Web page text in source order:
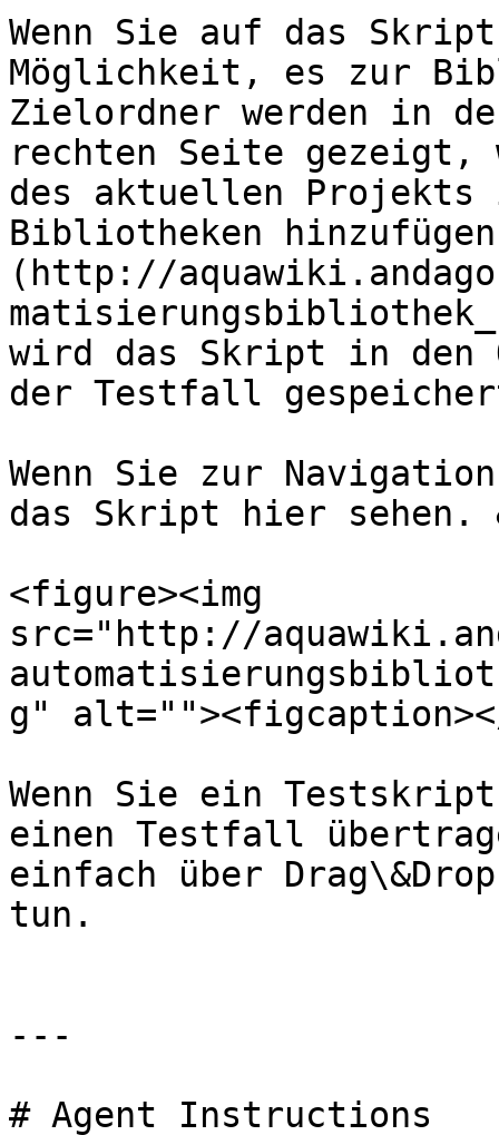
Wenn Sie auf das
Möglichkeit, es zur
Zielordner werden in
rechten Seite gezeigt,
des aktuellen Projekts
Bibliotheken
(http://
wird das Skript in den
der Testfall
Wenn Sie zur
das Skript hier sehen.
<figure><img
src="http://
g"
Wenn Sie ein
einen Testfall
einfach über
tun.
---
# Agent Instructions